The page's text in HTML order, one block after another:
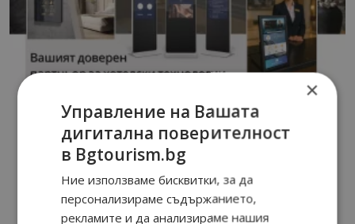
×
Управление на Вашата
дигитална поверителност
в Bgtourism.bg
Ние използваме бисквитки, за да
персонализираме съдържанието,
рекламите и да анализираме нашия